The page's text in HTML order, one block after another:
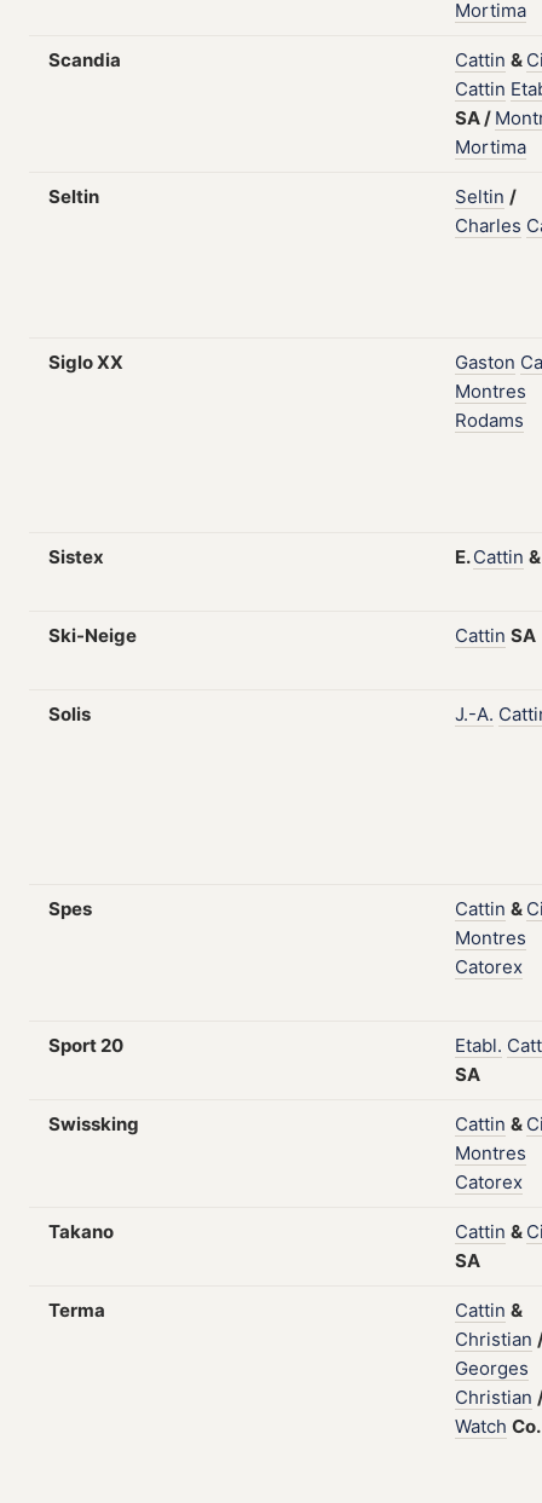
Mortima
Scandia Cattin &
Cattin
SA/
Mortima
Seltin Seltin /
Charles
Siglo XX Gaston
Montres
Rodams
Sistex E.Cattin
Ski-Neige Cattin SA
Solis J.-A.
Spes Cattin &
Montres
Catorex
Sport 20 Etabl.
SA
Swissking Cattin &
Montres
Catorex
Takano Cattin &
SA
Terma Cattin &
Christian
Georges
Christian
Watch Co.